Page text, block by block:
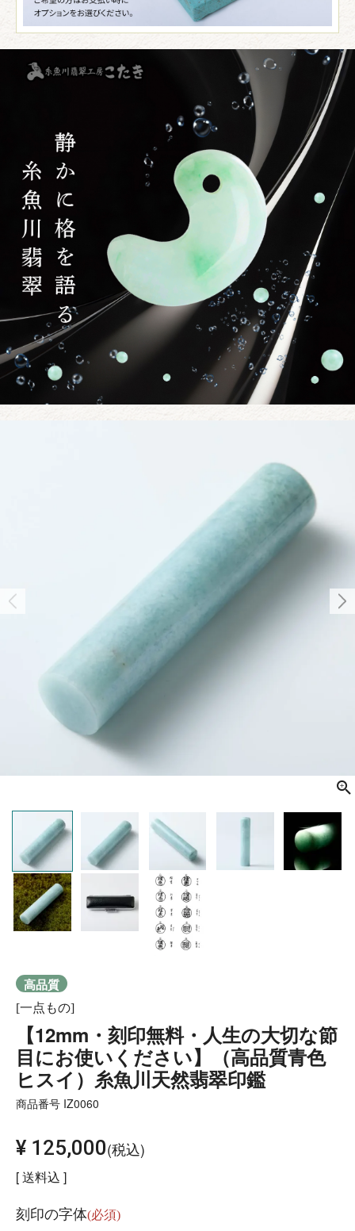
高品質
[一点もの]
【12mm・刻印無料・人生の大切な節
目にお使いください】（高品質青色
ヒスイ）糸魚川天然翡翠印鑑
商品番号 IZ0060
¥ 125,000 税込
送料込
刻印の字体(必須)